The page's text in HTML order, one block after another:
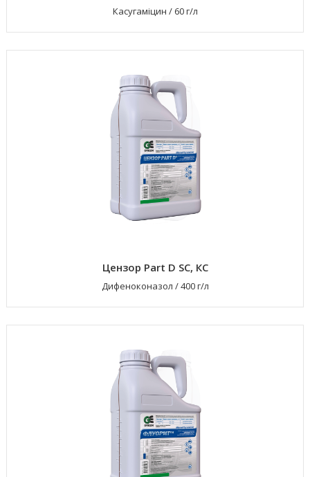
Касугаміцин / 60 г/л
Цензор Part D SC, КС
Дифеноконазол /400 г/л